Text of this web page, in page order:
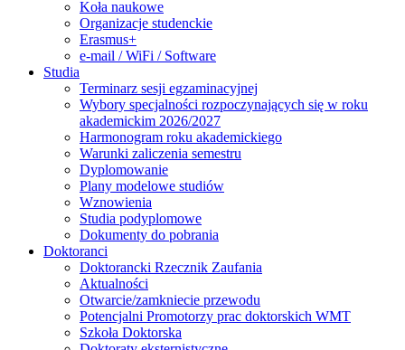
Koła naukowe
Organizacje studenckie
Erasmus+
e-mail / WiFi / Software
Studia
Terminarz sesji egzaminacyjnej
Wybory specjalności rozpoczynających się w roku
akademickim 2026/2027
Harmonogram roku akademickiego
Warunki zaliczenia semestru
Dyplomowanie
Plany modelowe studiów
Wznowienia
Studia podyplomowe
Dokumenty do pobrania
Doktoranci
Doktorancki Rzecznik Zaufania
Aktualności
Otwarcie/zamkniecie przewodu
Potencjalni Promotorzy prac doktorskich WMT
Szkoła Doktorska